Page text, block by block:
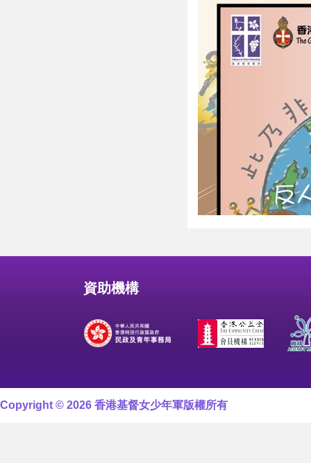
資助機構
Copyright © 2026 香港基督女少年軍版權所有